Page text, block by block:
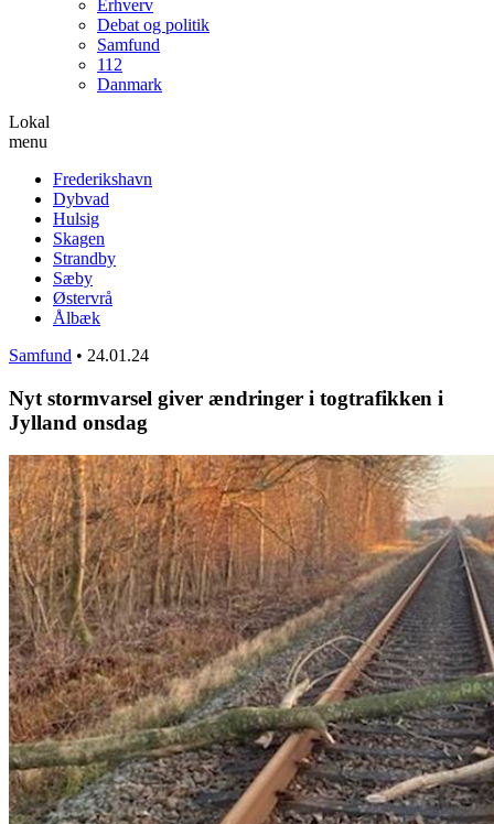
Erhverv
Debat og politik
Samfund
112
Danmark
Lokal
menu
Frederikshavn
Dybvad
Hulsig
Skagen
Strandby
Sæby
Østervrå
Ålbæk
Samfund • 24.01.24
Nyt stormvarsel giver ændringer i togtrafikken i
Jylland onsdag